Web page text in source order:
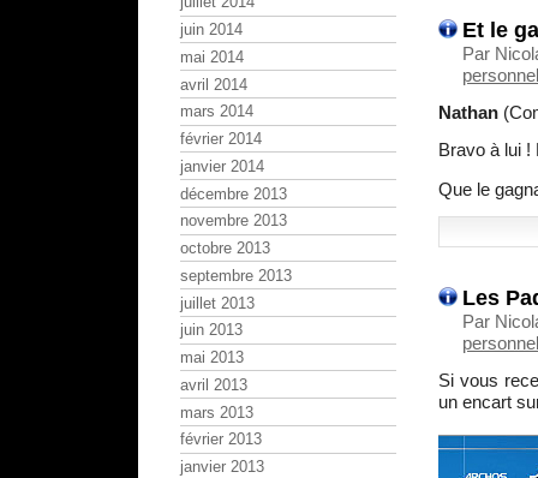
Et le
Par
Nathan
Bravo à lui !
Que le
Les
Par
Si vous
un encart
juin 2014
mai 2014
avril 2014
mars 2014
février 2014
janvier 2014
décembre 2013
novembre 2013
octobre 2013
septembre 2013
juillet 2013
juin 2013
mai 2013
avril 2013
mars 2013
février 2013
janvier 2013